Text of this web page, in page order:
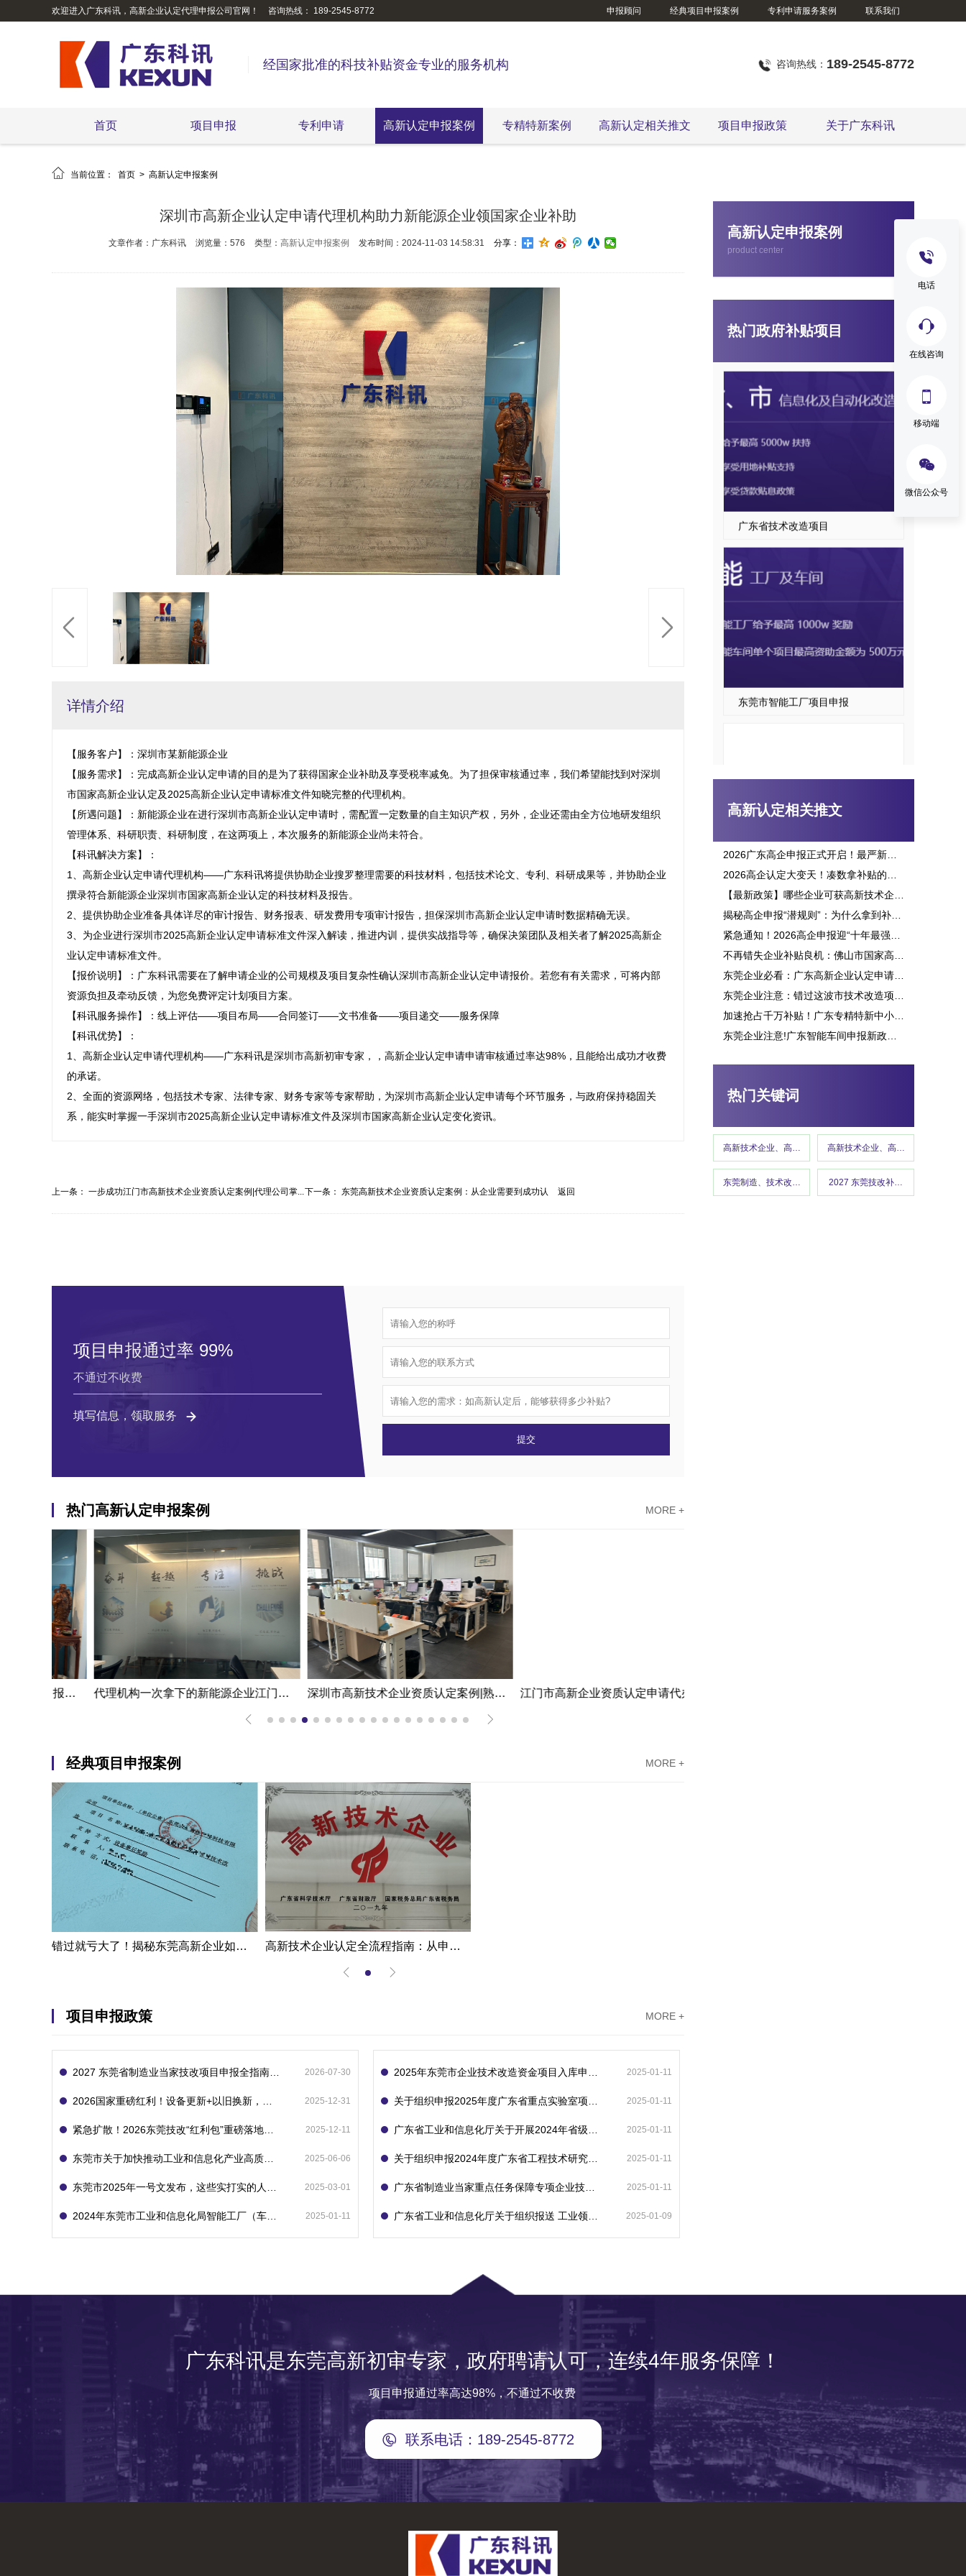
欢迎进入广东科讯，高新企业认定代理申报公司官网！ 咨询热线： 189-2545-8772 申报顾问 经典项目申报案例 专利申请服务案例 联系我们
经国家批准的科技补贴资金专业的服务机构 咨询热线： 189-2545-8772
首页 项目申报 专利申请 高新认定申报案例 专精特新案例 高新认定相关推文 项目申报政策 关于广东科讯
 当前位置： 首页 > 高新认定申报案例
高新认定申报案例
product center
热门政府补贴项目
广东省技术改造项目
东莞市智能工厂项目申报
东莞市智能车间项目申报指南
高新认定相关推文
热门关键词
高新技术企业、高企认定、高企申报高新技术企业、高企认定、高企申
东莞制造、技术改造、东莞工信、政策红利 、企业补贴、东莞
2027 东莞技改补贴、东莞制造业
深圳市高新企业认定申请代理机构助力新能源企业领国家企业补助
文章作者：广东科讯 浏览量：576 类型： 高新认定申报案例 发布时间：2024-11-03 14:58:31 分享：
详情介绍
【服务客户】：深圳市某新能源企业
【服务需求】：完成高新企业认定申请的目的是为了获得国家企业补助及享受税率减免。为了担保审核通过率，我们希望能找到对深圳
市国家高新企业认定及2025高新企业认定申请标准文件知晓完整的代理机构。
【所遇问题】：新能源企业在进行深圳市高新企业认定申请时，需配置一定数量的自主知识产权，另外，企业还需由全方位地研发组织
管理体系、科研职责、科研制度，在这两项上，本次服务的新能源企业尚未符合。
【科讯解决方案】：
1、高新企业认定申请代理机构——广东科讯将提供协助企业搜罗整理需要的科技材料，包括技术论文、专利、科研成果等，并协助企业
撰录符合新能源企业深圳市国家高新企业认定的科技材料及报告。
2、提供协助企业准备具体详尽的审计报告、财务报表、研发费用专项审计报告，担保深圳市高新企业认定申请时数据精确无误。
3、为企业进行深圳市2025高新企业认定申请标准文件深入解读，推进内训，提供实战指导等，确保决策团队及相关者了解2025高新企
业认定申请标准文件。
【报价说明】：广东科讯需要在了解申请企业的公司规模及项目复杂性确认深圳市高新企业认定申请报价。若您有有关需求，可将内部
资源负担及牵动反馈，为您免费评定计划项目方案。
【科讯服务操作】：线上评估——项目布局——合同签订——文书准备——项目递交——服务保障
【科讯优势】：
1、高新企业认定申请代理机构——广东科讯是深圳市高新初审专家，，高新企业认定申请申请审核通过率达98%，且能给出成功才收费
的承诺。
2、全面的资源网络，包括技术专家、法律专家、财务专家等专家帮助，为深圳市高新企业认定申请每个环节服务，与政府保持稳固关
系，能实时掌握一手深圳市2025高新企业认定申请标准文件及深圳市国家高新企业认定变化资讯。
上一条： 一步成功江门市高新技术企业资质认定案例|代理公司掌...下一条： 东莞高新技术企业资质认定案例：从企业需要到成功认
返回
项目申报通过率 99%
不通过不收费
填写信息，领取服务
热门高新认定申报案例 MORE +
代理机构一次拿下的新能源企业江门高新技术企业认定申报案例 深圳市高新技术企业资质认定案例|熟练掌握国家高新企业资质认定 江门市高新企业资质认定申请代办机构服务案例
经典项目申报案例 MORE +
错过就亏大了！揭秘东莞高新企业如何轻松拿下省级技术改造项目300万补贴 高新技术企业认定全流程指南：从申报到复审的成功经验分享
项目申报政策 MORE +
2026-07-30
2025-12-31
2025-12-11
2025-06-06
2025-03-01
2025-01-11
2025-01-11
2025-01-11
2025-01-11
2025-01-11
2025-01-11
2025-01-09
广东科讯是东莞高新初审专家，政府聘请认可，连续4年服务保障！
项目申报通过率高达98%，不通过不收费
联系电话：189-2545-8772
电话
在线咨询

移动端

微信公众号